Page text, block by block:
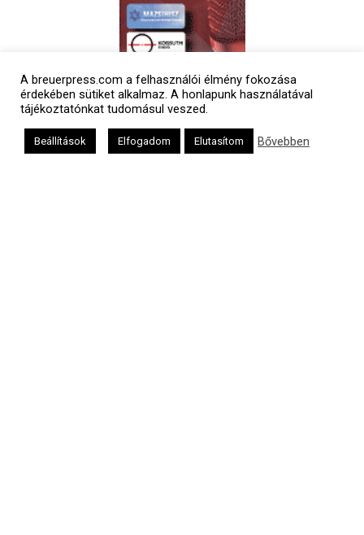
Polgári naptár
A breuerpress.com a felhasználói élmény fokozása
érdekében sütiket alkalmaz. A honlapunk használatával
tájékoztatónkat tudomásul veszed.
Beállítások Elfogadom Elutasítom Bővebben